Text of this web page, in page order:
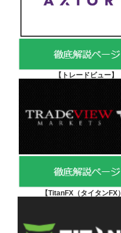
【 トレードビュー】
【TitanFX（タイタンFX）